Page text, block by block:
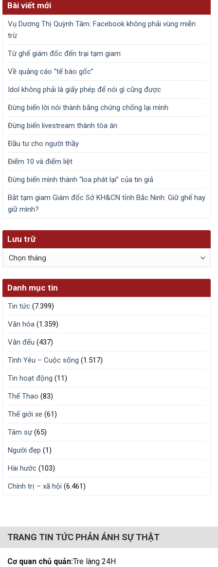
Bài viết mới
Vụ Dương Thị Quỳnh Tâm: Facebook không phải vùng miễn
trừ
Từ ghế giám đốc đến trại tạm giam
Về quảng cáo “tế bào gốc”
Idol không phải là giấy phép để nói gì cũng được
Đừng biến lời nói thành bằng chứng chống lại mình
Đừng biến livestream thành tòa án
Đầu tư cho người thầy
Điểm 10 và điểm liệt
Đừng biến mình thành “loa phát lại” của tin giả
Bắt tạm giam Giám đốc Sở KH&CN tỉnh Bắc Ninh: Giữ ghế hay
giữ mình?
Lưu trữ
Lưu
Danh mục tin
Tin tức (7.399)
Văn hóa (1.359)
Văn đểu (437)
Tình Yêu – Cuộc sống (1.517)
Tin hoạt động (11)
Thể Thao (83)
Thế giới xe (61)
Tâm sự(65)
Người đẹp (1)
Hài hước (103)
Chính trị – xã hội (6.461)
TRANG TIN TỨC PHẢN ÁNH SỰ THẬT
Cơ quan chủ quản:Tre làng 24H